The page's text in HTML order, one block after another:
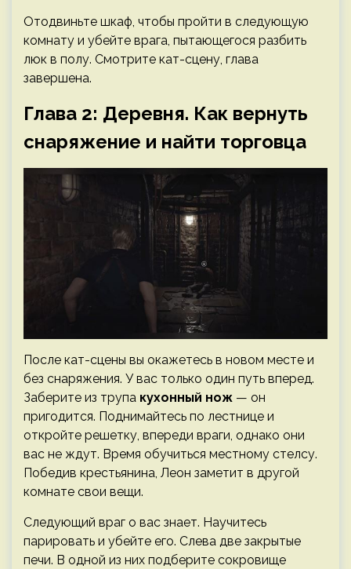
Отодвиньте шкаф, чтобы пройти в следующую
комнату и убейте врага, пытающегося разбить
люк в полу. Смотрите кат-сцену, глава
завершена.
Глава 2: Деревня. Как вернуть
снаряжение и найти торговца
После кат-сцены вы окажетесь в новом месте и
без снаряжения. У вас только один путь вперед.
Заберите из трупа кухонный нож — он
пригодится. Поднимайтесь по лестнице и
откройте решетку, впереди враги, однако они
вас не ждут. Время обучиться местному стелсу.
Победив крестьянина, Леон заметит в другой
комнате свои вещи.
Следующий враг о вас знает. Научитесь
парировать и убейте его. Слева две закрытые
печи. В одной из них подберите сокровище